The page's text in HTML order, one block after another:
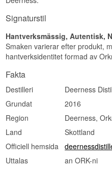
Signaturstil
Hantverksmässig, Autentisk,
Smaken varierar efter produkt,
hantverksidentitet formad av
Fakta
Destilleri
Deerness
Grundat
2016
Region
Deerness,
Land
Skottland
Officiell hemsida
Uttalas
an ORK-ni